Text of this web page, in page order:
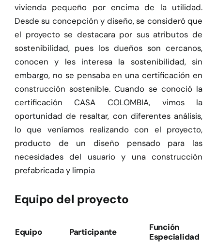
vivienda pequeño por encima de la utilidad.
Desde su concepción y diseño, se consideró que
el proyecto se destacara por sus atributos de
sostenibilidad, pues los dueños son cercanos,
conocen y les interesa la sostenibilidad, sin
embargo, no se pensaba en una certificación en
construcción sostenible. Cuando se conoció la
certificación CASA COLOMBIA, vimos la
oportunidad de resaltar, con diferentes análisis,
lo que veníamos realizando con el proyecto,
producto de un diseño pensado para las
necesidades del usuario y una construcción
prefabricada y limpia
Equipo del proyecto
Equipo Participante
Especialidad